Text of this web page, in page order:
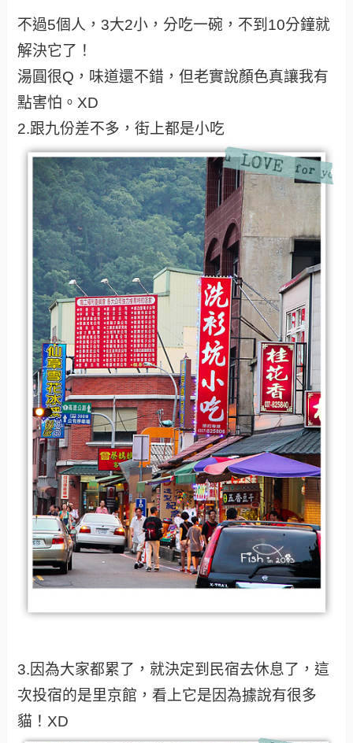
不過5個人，3大2小，分吃一碗，不到10分鐘就
解決它了！
湯圓很Q，味道還不錯，但老實說顏色真讓我有
點害怕。XD
2.跟九份差不多，街上都是小吃
3.因為大家都累了，就決定到民宿去休息了，這
次投宿的是里京館，看上它是因為據說有很多
貓！XD